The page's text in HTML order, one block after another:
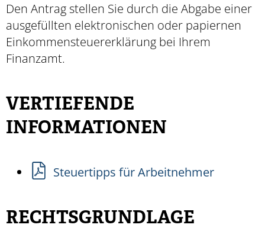
Den Antrag stellen Sie durch die Abgabe einer
ausgefüllten elektronischen oder papiernen
Einkommensteuererklärung bei Ihrem
Finanzamt.
VERTIEFENDE
INFORMATIONEN
Steuertipps für Arbeitnehmer
RECHTSGRUNDLAGE